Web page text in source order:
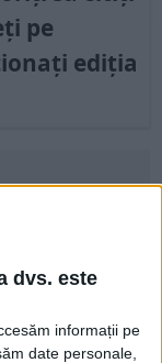
dvs. este
informații pe
date personale,
pe
ediția
care au ruinat
România